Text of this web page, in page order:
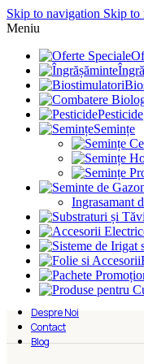
Skip to navigation Skip to
Meniu
Pesticide
Semințe
Ingrasamant
Despre Noi
Contact
Blog